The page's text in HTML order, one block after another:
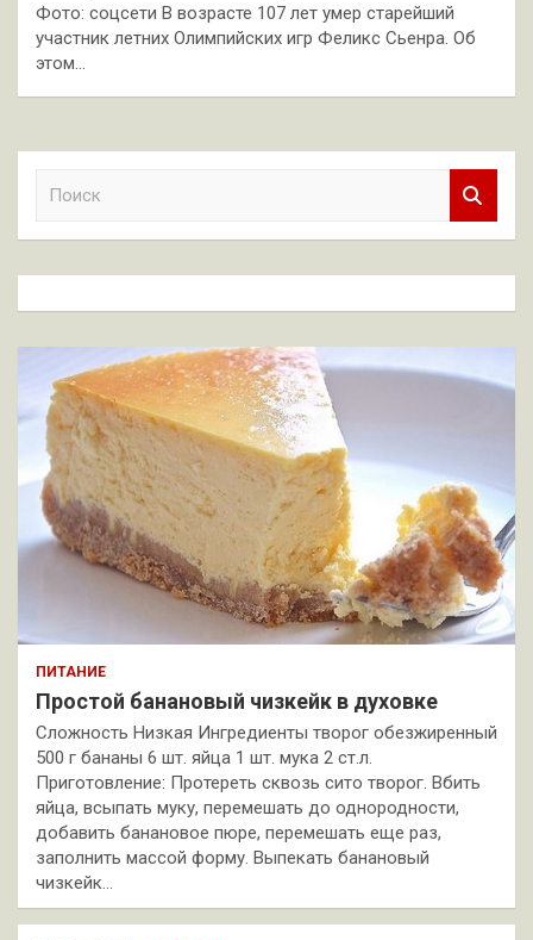
Фото: соцсети В возрасте 107 лет умер старейший
участник летних Олимпийских игр Феликс Сьенра. Об
этом…
к
ПИТАНИЕ
Простой банановый чизкейк в духовке
Сложность Низкая Ингредиенты творог обезжиренный
500 г бананы 6 шт. яйца 1 шт. мука 2 ст.л.
Приготовление: Протереть сквозь сито творог. Вбить
яйца, всыпать муку, перемешать до однородности,
добавить банановое пюре, перемешать еще раз,
заполнить массой форму. Выпекать банановый
чизкейк…